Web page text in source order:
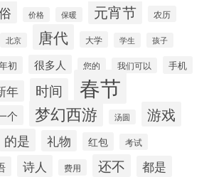
价格 保暖 元宵节 农历
北京 唐代 大学 学生 孩子
初 很多人 您的 我们可以
手机
年 时间 春节
个 梦幻西游 汤圆 游戏
的是 礼物 红包 考试
诗人 费用 还不 都是